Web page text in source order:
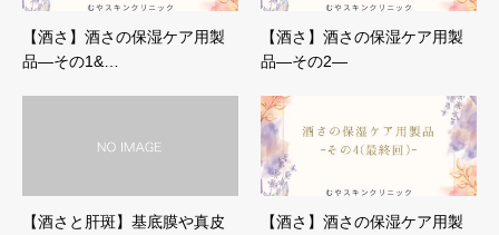
【酒さ】酒さの保湿ケア用製
品—その1&…
【酒さ】酒さの保湿ケア用製
品—その2—
【酒さと肝斑】基底膜や真皮
【酒さ】酒さの保湿ケア用製